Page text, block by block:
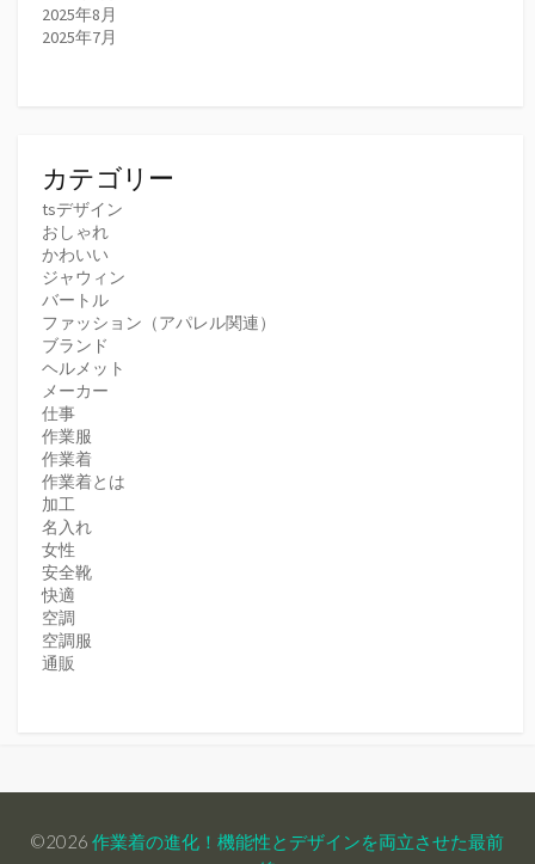
2025年8月
2025年7月
カテゴリー
tsデザイン
おしゃれ
かわいい
ジャウィン
バートル
ファッション（アパレル関連）
ブランド
ヘルメット
メーカー
仕事
作業服
作業着
作業着とは
加工
名入れ
女性
安全靴
快適
空調
空調服
通販
©2026 作業着の進化！機能性とデザインを両立させた最前